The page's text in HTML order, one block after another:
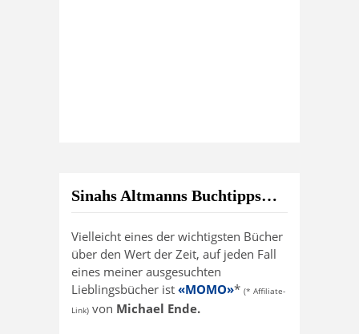
Sinahs Altmanns Buchtipps…
Vielleicht eines der wichtigsten Bücher
über den Wert der Zeit, auf jeden Fall
eines meiner ausgesuchten
Lieblingsbücher ist «MOMO»* (* Affiliate-
Link) von Michael Ende.